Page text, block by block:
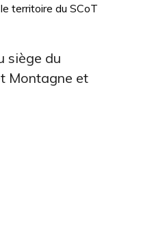
territoire du SCoT
siège du
Montagne et